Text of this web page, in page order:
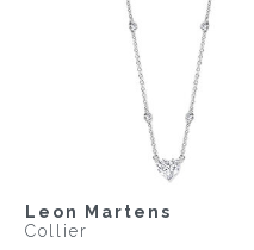
Leon Martens
Collier